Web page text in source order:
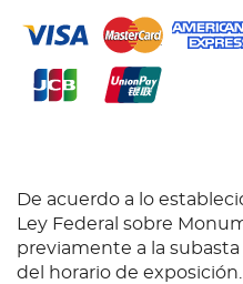
De acuerdo a lo
Ley Federal sobre
previamente a la
del horario de